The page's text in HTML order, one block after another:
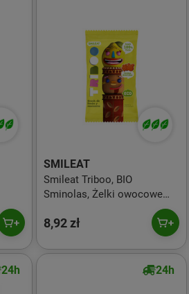
SMILEAT
Smileat Triboo, BIO
Sminolas, Żelki owocowe
bez cukru Jabłko i Cytryna,
25g
8,92 zł
24h 24h